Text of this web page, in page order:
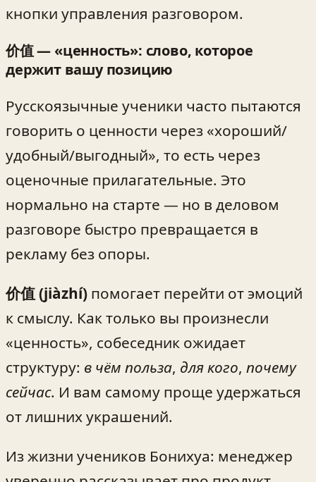
кнопки управления разговором.
价值 — «ценность»: слово, которое
держит вашу позицию
Русскоязычные ученики часто пытаются
говорить о ценности через «хороший/
удобный/выгодный», то есть через
оценочные прилагательные. Это
нормально на старте — но в деловом
разговоре быстро превращается в
рекламу без опоры.
价值 (jiàzhí) помогает перейти от эмоций
к смыслу. Как только вы произнесли
«ценность», собеседник ожидает
структуру: в чём польза, для кого, почему
сейчас. И вам самому проще удержаться
от лишних украшений.
Из жизни учеников Бонихуа: менеджер